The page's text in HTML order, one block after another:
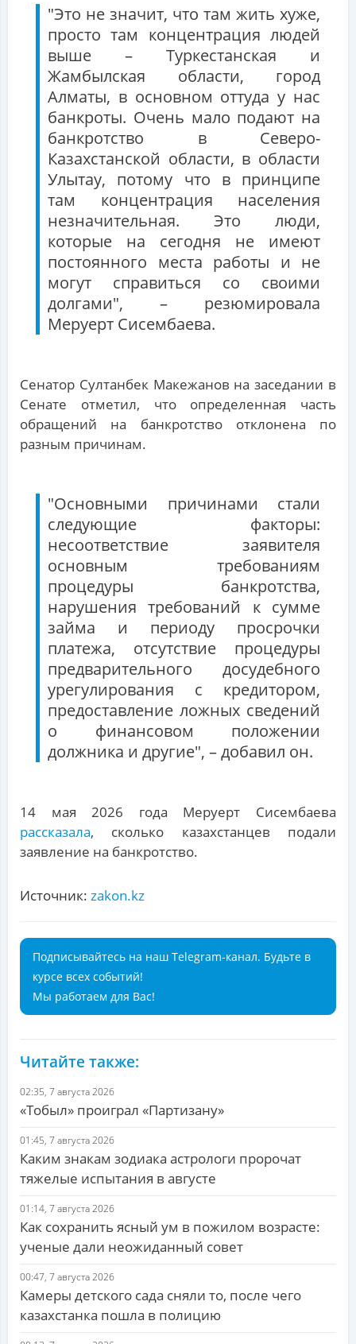
"Это не значит, что там жить хуже,
просто там концентрация людей
выше – Туркестанская и
Жамбылская области, город
Алматы, в основном оттуда у нас
банкроты. Очень мало подают на
банкротство в Северо-
Казахстанской области, в области
Улытау, потому что в принципе
там концентрация населения
незначительная. Это люди,
которые на сегодня не имеют
постоянного места работы и не
могут справиться со своими
долгами", – резюмировала
Меруерт Сисембаева.
Сенатор Султанбек Макежанов на заседании в
Сенате отметил, что определенная часть
обращений на банкротство отклонена по
разным причинам.
"Основными причинами стали
следующие факторы:
несоответствие заявителя
основным требованиям
процедуры банкротства,
нарушения требований к сумме
займа и периоду просрочки
платежа, отсутствие процедуры
предварительного досудебного
урегулирования с кредитором,
предоставление ложных сведений
о финансовом положении
должника и другие", – добавил он.
14 мая 2026 года Меруерт Сисембаева
рассказала, сколько казахстанцев подали
заявление на банкротство.
Источник: zakon.kz
Подписывайтесь на наш Telegram-канал. Будьте в
курсе всех событий!
Мы работаем для Вас!
Читайте также:
02:35, 7 августа 2026
«Тобыл» проиграл «Партизану»
01:45, 7 августа 2026
Каким знакам зодиака астрологи пророчат
тяжелые испытания в августе
01:14, 7 августа 2026
Как сохранить ясный ум в пожилом возрасте:
ученые дали неожиданный совет
00:47, 7 августа 2026
Камеры детского сада сняли то, после чего
казахстанка пошла в полицию